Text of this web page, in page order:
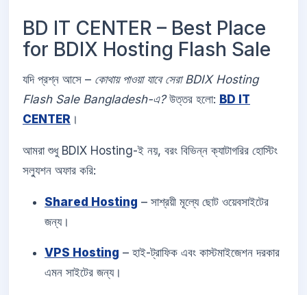
BD IT CENTER – Best Place
for BDIX Hosting Flash Sale
যদি প্রশ্ন আসে – কোথায় পাওয়া যাবে সেরা BDIX Hosting
Flash Sale Bangladesh-এ?উত্তর হলো: BD IT
CENTER ।
আমরা শুধু BDIX Hosting-ই নয়, বরং বিভিন্ন ক্যাটাগরির হোস্টিং
সল্যুশন অফার করি:
Shared Hosting – সাশ্রয়ী মূল্যে ছোট ওয়েবসাইটের
জন্য।
VPS Hosting – হাই-ট্রাফিক এবং কাস্টমাইজেশন দরকার
এমন সাইটের জন্য।